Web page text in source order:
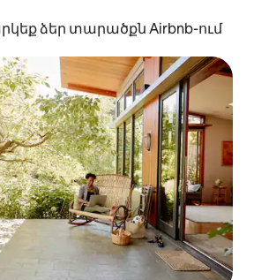
ձեր տարածքն Airbnb-ում